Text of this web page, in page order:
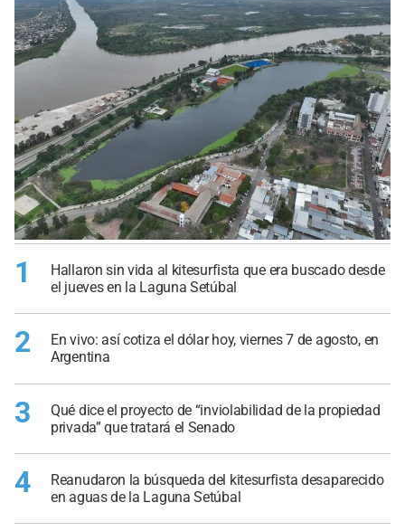
1
Hallaron sin vida al kitesurfista que era buscado desde
el jueves en la Laguna Setúbal
2
En vivo: así cotiza el dólar hoy, viernes 7 de agosto, en
Argentina
3
Qué dice el proyecto de “inviolabilidad de la propiedad
privada” que tratará el Senado
4
Reanudaron la búsqueda del kitesurfista desaparecido
en aguas de la Laguna Setúbal